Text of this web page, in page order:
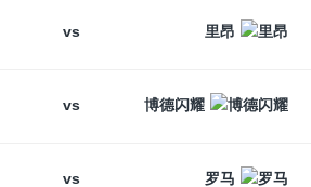
vs 里昂
vs 博德闪耀
vs 罗马